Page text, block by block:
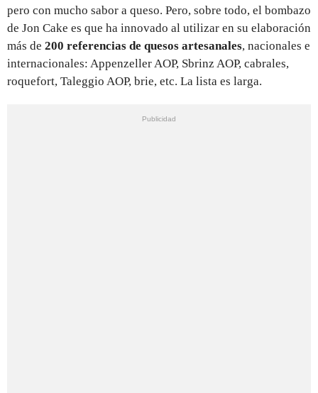
pero con mucho sabor a queso. Pero, sobre todo, el bombazo
de Jon Cake es que ha innovado al utilizar en su elaboración
más de 200 referencias de quesos artesanales, nacionales e
internacionales: Appenzeller AOP, Sbrinz AOP, cabrales,
roquefort, Taleggio AOP, brie, etc. La lista es larga.